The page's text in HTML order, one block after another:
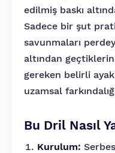
edilmiş baskı
Sadece bir şut
savunmaları
altından
gereken belirli
uzamsal
Bu Dril Nasıl
Kurulum: